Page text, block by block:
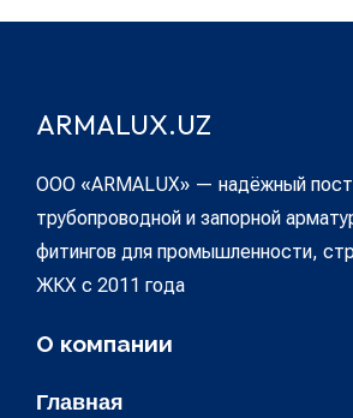
ARMALUX.UZ
ООО «ARMALUX» — надёжный
трубопроводной и запорной
фитингов для промышленности,
ЖКХ с 2011 года
О компании
Главная